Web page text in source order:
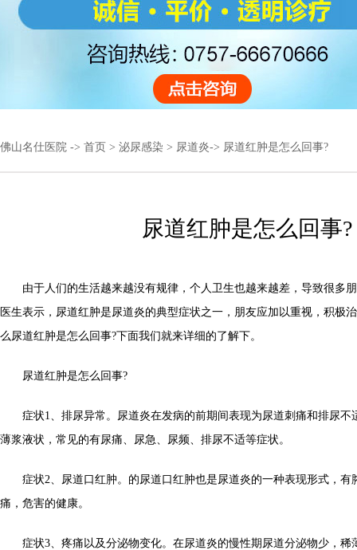
佛山名仕医院 -> 首页 > 泌尿感染 > 尿道炎-> 尿道红肿是怎么回事?
尿道红肿是怎么回事?
由于人们的生活越来越没有规律，个人卫生也越来越差，导致很多
医生表示，尿道红肿是尿道炎的典型症状之一，朋友应加以重视，积极
么尿道红肿是怎么回事?下面我们就来详细的了解下。
尿道红肿是怎么回事?
症状1、排尿异常。尿道炎在发病的前期间表现为尿道刺痛和排尿不
薄浆液状，常见的有尿痛、尿急、尿频、排尿不适等症状。
症状2、尿道口红肿。的尿道口红肿也是尿道炎的一种表现形式，有
痛，危害的健康。
症状3、疼痛以及分泌物变化。在尿道炎的慢性期尿道分泌物少，稀